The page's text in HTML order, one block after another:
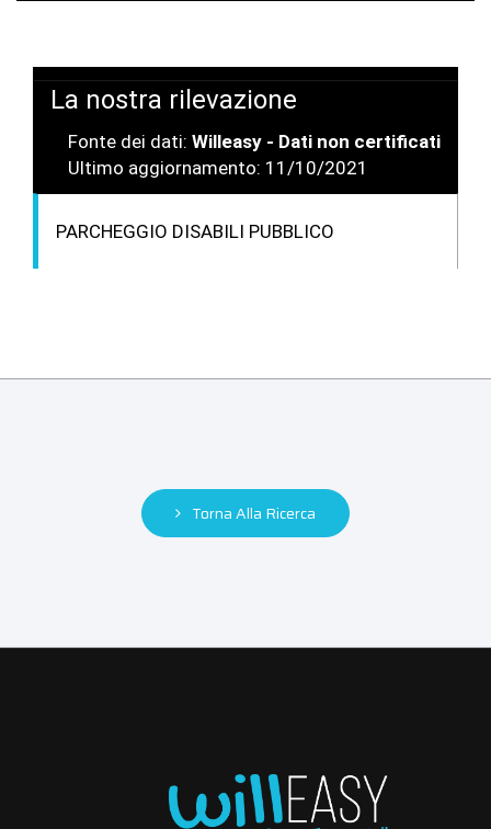
La nostra rilevazione
Fonte dei dati: Willeasy - Dati non certificati
Ultimo aggiornamento: 11/10/2021
PARCHEGGIO DISABILI PUBBLICO
Torna Alla Ricerca